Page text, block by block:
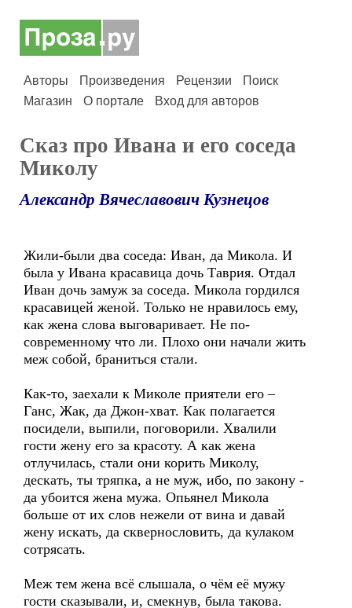
Авторы Произведения Рецензии
Поиск
Магазин
О портале Вход для авторов
Сказ про Ивана и его соседа
Миколу
Александр Вячеславович Кузнецов
Жили-были два соседа: Иван, да Микола. И
была у Ивана красавица дочь Таврия. Отдал
Иван дочь замуж за соседа. Микола гордился
красавицей женой. Только не нравилось ему,
как жена слова выговаривает. Не по-
современному что ли. Плохо они начали жить
меж собой, браниться стали.
Как-то, заехали к Миколе приятели его –
Ганс, Жак, да Джон-хват. Как полагается
посидели, выпили, поговорили. Хвалили
гости жену его за красоту. А как жена
отлучилась, стали они корить Миколу,
дескать, ты тряпка, а не муж, ибо, по закону -
да убоится жена мужа. Опьянел Микола
больше от их слов нежели от вина и давай
жену искать, да сквернословить, да кулаком
сотрясать.
Меж тем жена всё слышала, о чём её мужу
гости сказывали, и, смекнув, была такова.